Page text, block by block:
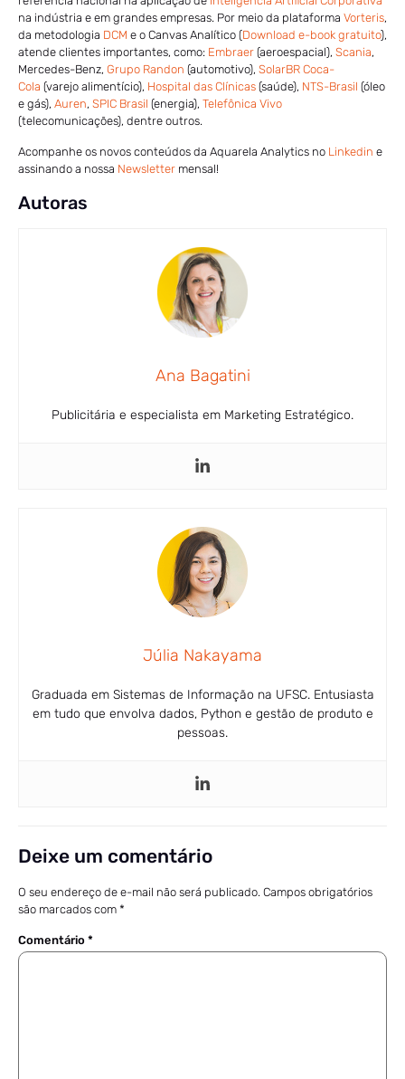
na indústria e em grandes empresas. Por meio da plataforma Vorteris,
da metodologia DCM e o Canvas Analítico (Download e-book gratuito),
atende clientes importantes, como: Embraer (aeroespacial), Scania,
Mercedes-Benz, Grupo Randon (automotivo), SolarBR Coca-
Cola (varejo alimentício), Hospital das Clínicas (saúde), NTS-Brasil (óleo
e gás), Auren, SPIC Brasil (energia), Telefônica Vivo
(telecomunicações), dentre outros.
Acompanhe os novos conteúdos da Aquarela Analytics no Linkedin e
assinando a nossa Newsletter mensal!
Autoras
Ana Bagatini
Publicitária e especialista em Marketing Estratégico.
Júlia Nakayama
Graduada em Sistemas de Informação na UFSC. Entusiasta
em tudo que envolva dados, Python e gestão de produto e
pessoas.
Deixe um comentário
O seu endereço de e-mail não será publicado. Campos obrigatórios
são marcados com *
Comentário *